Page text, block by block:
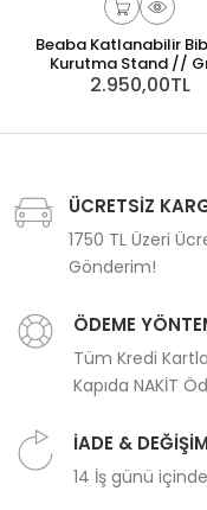
Beaba Katlanabilir
Kurutma Stand //
2.950,00TL
ÜCRETSİZ
1750 TL Üzeri
Gönderim!
ÖDEME
Tüm Kredi
Kapıda NAKİT
İADE &
14 İş günü